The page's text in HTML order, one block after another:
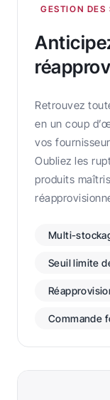
GESTION DES
Retrouvez
en un coup
vos
Oubliez les
produits
Multi-
Seuil limite
Commande